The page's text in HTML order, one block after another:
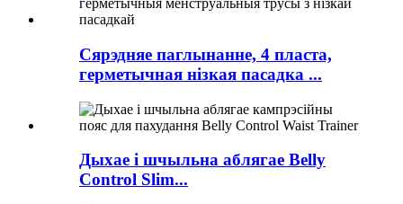
Сярэдняе паглынанне, 4 пласта,
герметычная нізкая пасадка ...
Дыхае і шчыльна аблягае Belly
Control Slim...